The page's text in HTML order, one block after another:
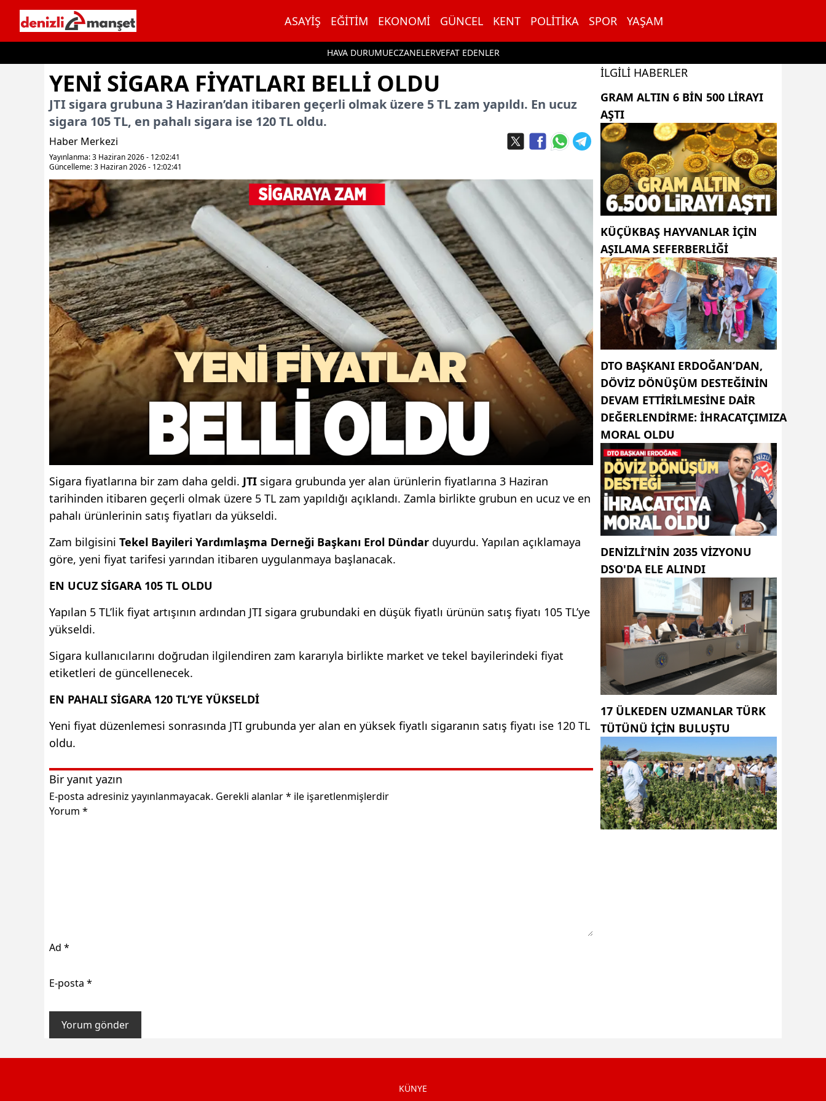
ASAYIŞ EĞITIM EKONOMI GÜNCEL KENT POLITIKA SPOR YAŞAM
HAVA DURUMUECZANELERVEFAT EDENLER
İçeriğe geç
YENI SIGARA FIYATLARI BELLI OLDU
JTI sigara grubuna 3 Haziran’dan itibaren geçerli olmak üzere 5 TL zam yapıldı. En ucuz
sigara 105 TL, en pahalı sigara ise 120 TL oldu.
Haber Merkezi
Yayınlanma: 3 Haziran 2026 - 12:02:41
Güncelleme: 3 Haziran 2026 - 12:02:41
Sigara fiyatlarına bir zam daha geldi. JTI sigara grubunda yer alan ürünlerin fiyatlarına 3 Haziran
tarihinden itibaren geçerli olmak üzere 5 TL zam yapıldığı açıklandı. Zamla birlikte grubun en ucuz ve en
pahalı ürünlerinin satış fiyatları da yükseldi.
Zam bilgisini Tekel Bayileri Yardımlaşma Derneği Başkanı Erol Dündar duyurdu. Yapılan açıklamaya
göre, yeni fiyat tarifesi yarından itibaren uygulanmaya başlanacak.
EN UCUZ SİGARA 105 TL OLDU
Yapılan 5 TL’lik fiyat artışının ardından JTI sigara grubundaki en düşük fiyatlı ürünün satış fiyatı 105 TL’ye
yükseldi.
Sigara kullanıcılarını doğrudan ilgilendiren zam kararıyla birlikte market ve tekel bayilerindeki fiyat
etiketleri de güncellenecek.
EN PAHALI SİGARA 120 TL’YE YÜKSELDİ
Yeni fiyat düzenlemesi sonrasında JTI grubunda yer alan en yüksek fiyatlı sigaranın satış fiyatı ise 120 TL
oldu.
Bir yanıt yazın
E-posta adresiniz yayınlanmayacak. Gerekli alanlar* ile işaretlenmişlerdir
Yorum *
Ad *
E-posta *
İLGILI HABERLER
GRAM ALTIN 6 BIN 500 LIRAYI
AŞTI
KÜÇÜKBAŞ HAYVANLAR İÇİN
AŞILAMA SEFERBERLİĞİ
DTO BAŞKANI ERDOĞAN’DAN,
DÖVIZ DÖNÜŞÜM DESTEĞININ
DEVAM ETTIRILMESINE DAIR
DEĞERLENDIRME: İHRACATÇIMIZA
MORAL OLDU
DENIZLI’NIN 2035 VIZYONU
DSO'DA ELE ALINDI
17 ÜLKEDEN UZMANLAR TÜRK
TÜTÜNÜ IÇIN BULUŞTU
KÜNYE